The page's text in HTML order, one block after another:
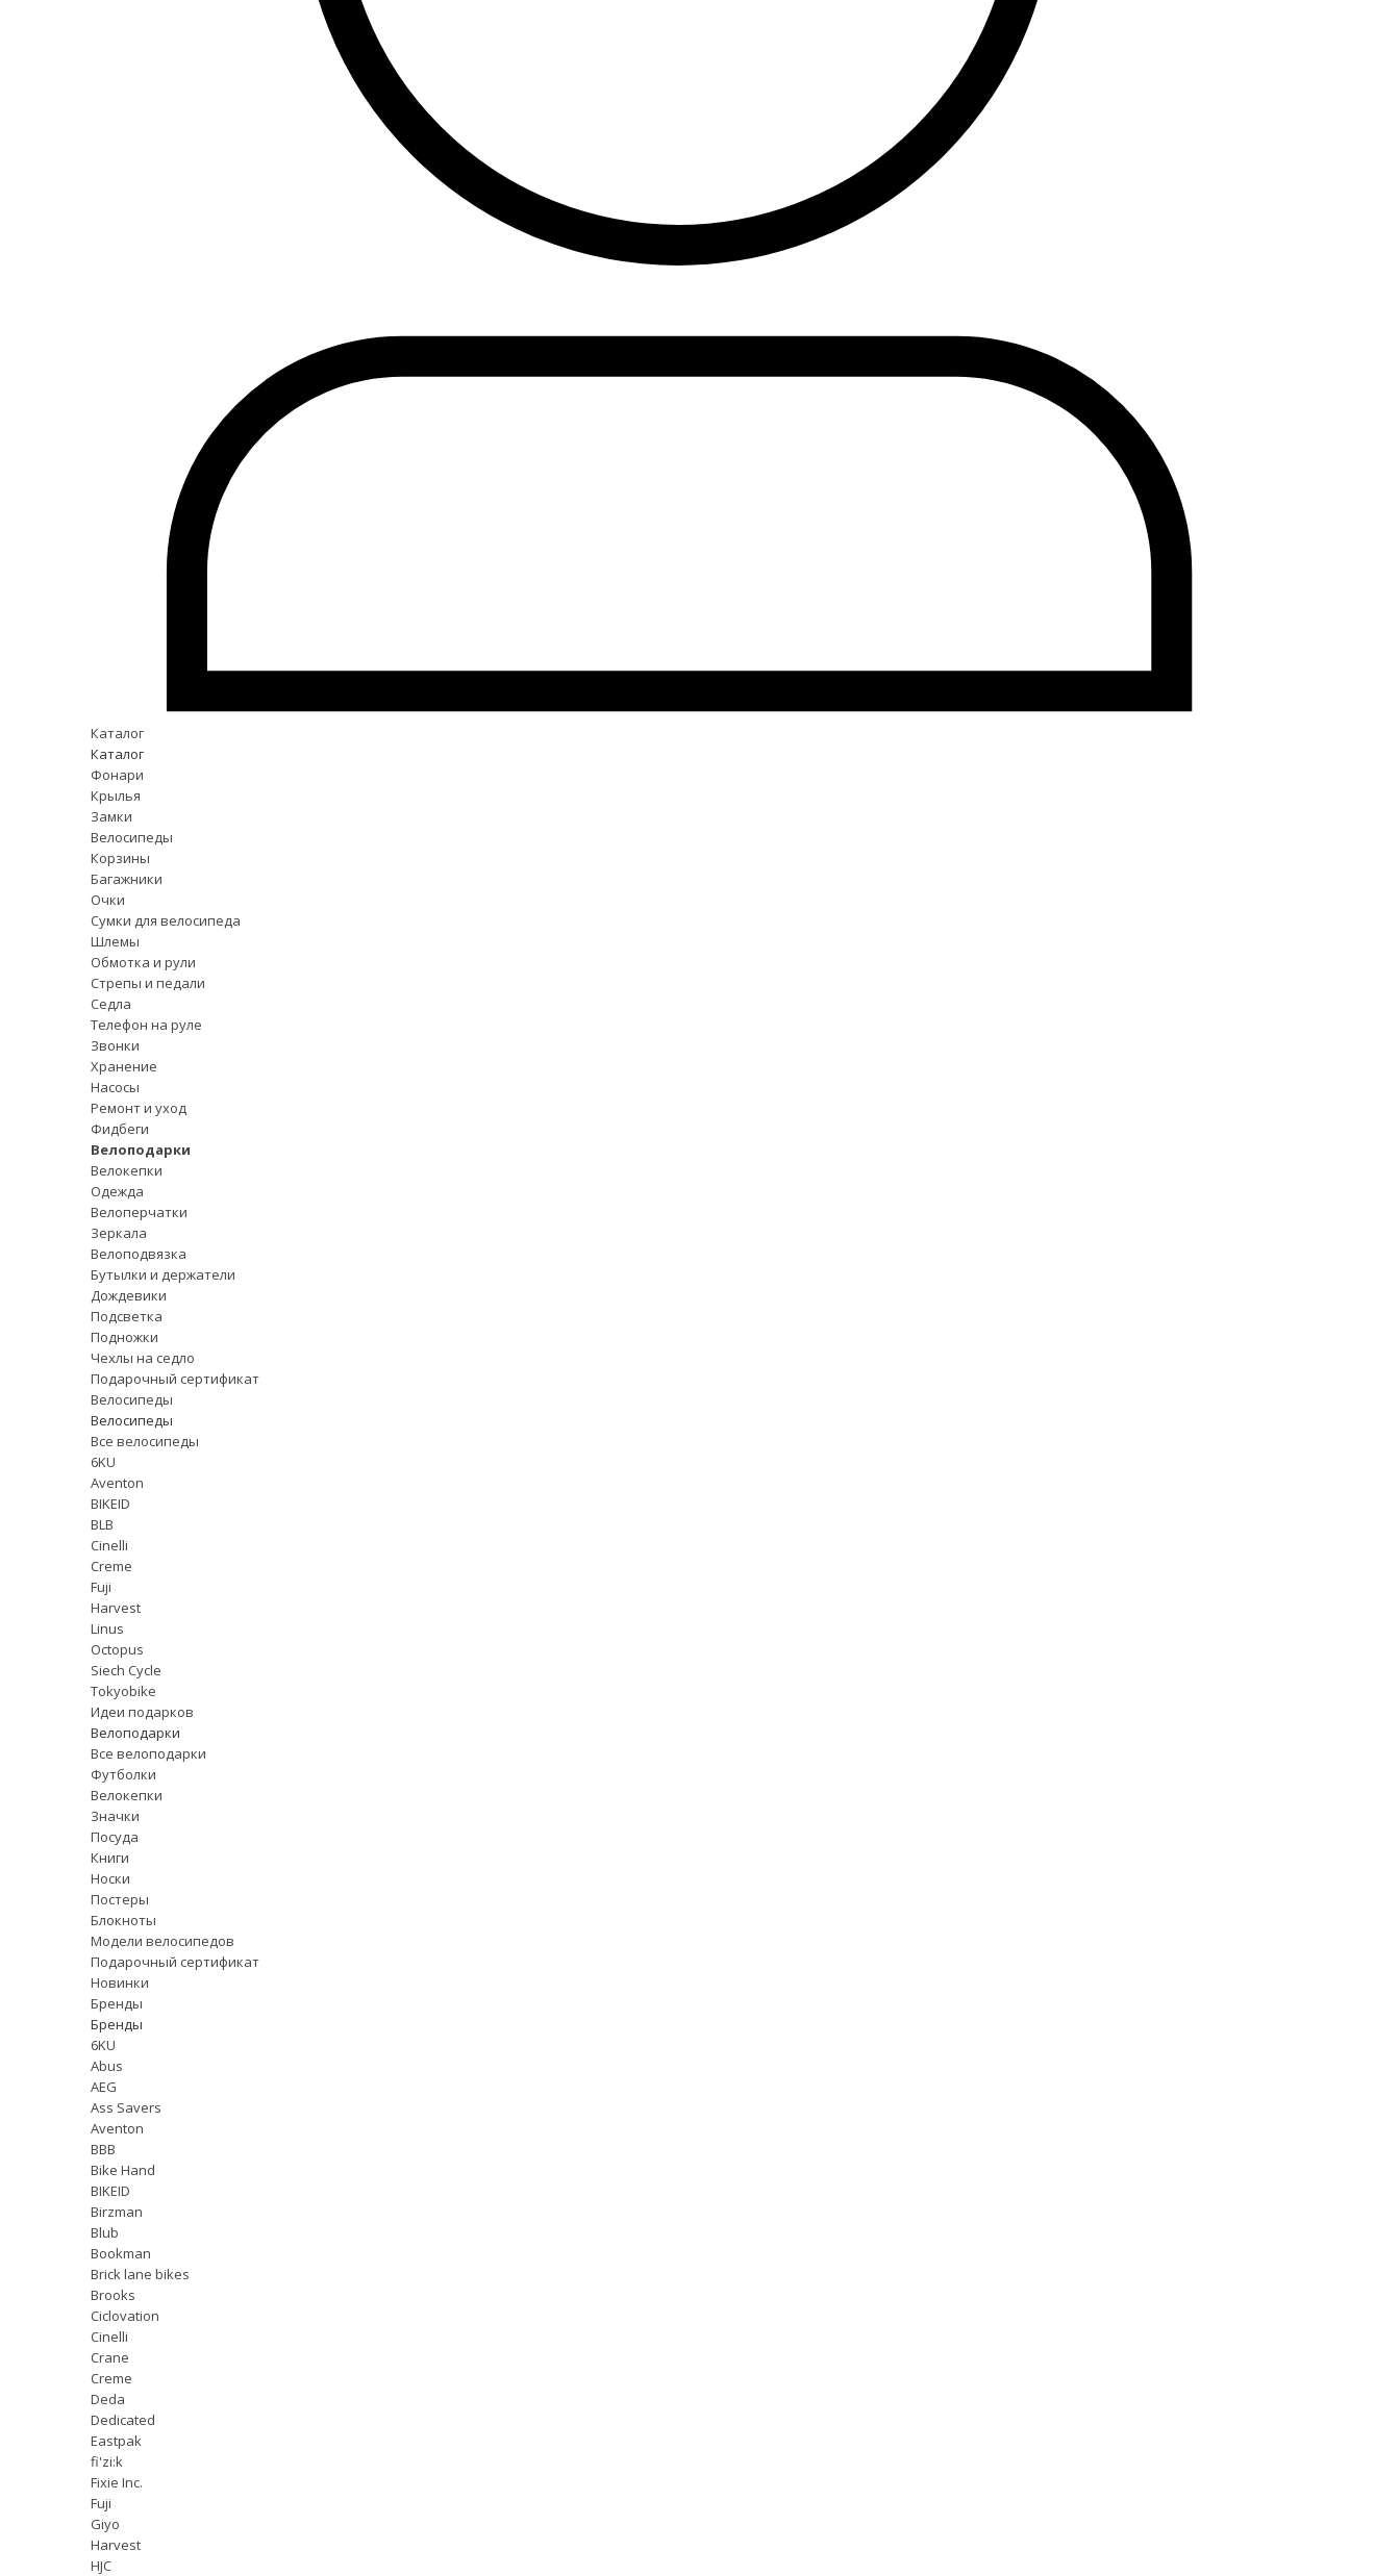
Каталог
Каталог
Фонари
Крылья
Замки
Велосипеды
Корзины
Багажники
Очки
Сумки для велосипеда
Шлемы
Обмотка и рули
Стрепы и педали
Седла
Телефон на руле
Звонки
Хранение
Насосы
Ремонт и уход
Фидбеги
Велоподарки
Велокепки
Одежда
Велоперчатки
Зеркала
Велоподвязка
Бутылки и держатели
Дождевики
Подсветка
Подножки
Чехлы на седло
Подарочный сертификат
Велосипеды
Велосипеды
Все велосипеды
6KU
Aventon
BIKEID
BLB
Cinelli
Creme
Fuji
Harvest
Linus
Octopus
Siech Cycle
Tokyobike
Идеи подарков
Велоподарки
Все велоподарки
Футболки
Велокепки
Значки
Посуда
Книги
Носки
Постеры
Блокноты
Модели велосипедов
Подарочный сертификат
Новинки
Бренды
Бренды
6KU
Abus
AEG
Ass Savers
Aventon
BBB
Bike Hand
BIKEID
Birzman
Blub
Bookman
Brick lane bikes
Brooks
Ciclovation
Cinelli
Crane
Creme
Deda
Dedicated
Eastpak
fi'zi:k
Fixie Inc.
Fuji
Giyo
Harvest
HJC